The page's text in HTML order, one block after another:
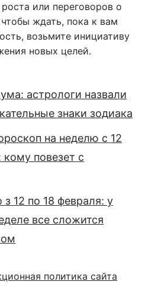
или переговоров о
ждать, пока к вам
возьмите инициативу
новых целей.
астрологи назвали
знаки зодиака
на неделю с 12
кому повезет с
з 12 по 18 февраля: у
все сложится
политика сайта